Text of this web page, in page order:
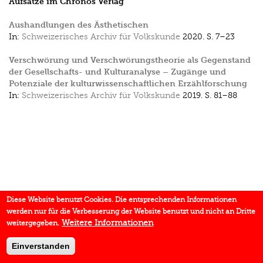
Aushandlungen des Ästhetischen
In: Schweizerisches Archiv für Volkskunde 2020. S. 7–23
Verschwörung und Verschwörungstheorie als Gegenstand
der Gesellschafts- und Kulturanalyse – Zugänge und
Potenziale der kulturwissenschaftlichen Erzählforschung
In: Schweizerisches Archiv für Volkskunde 2019. S. 81–88
Diese Website benutzt Cookies. Die entsprechenden Informationen
werden nur für die Verbesserung der Website benutzt und nicht an Dritte
weitergegeben. Weitere Informationen
Einverstanden